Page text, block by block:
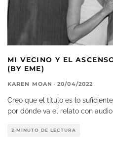
MI VECINO Y EL
(BY EME)
KAREN MOAN · 20/04/2022
Creo que el título es lo
por dónde va el relato con
2 MINUTO DE LECTURA